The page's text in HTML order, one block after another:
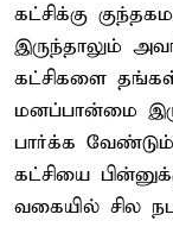
கட்சிக்கு
இருந்தாலும்
கட்சிகளை
மனப்பான்மை
பார்க்க
கட்சியை
வகையில் சில